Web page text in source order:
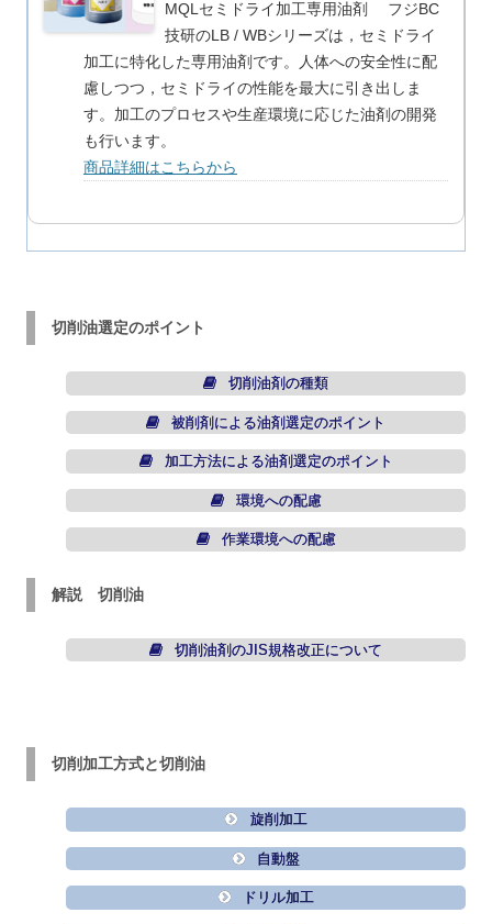
MQLセミドライ加工専用油剤 フジBC
技研のLB / WBシリーズは，セミドライ
加工に特化した専用油剤です。人体への安全性に配
慮しつつ，セミドライの性能を最大に引き出しま
す。加工のプロセスや生産環境に応じた油剤の開発
も行います。
商品詳細はこちらから
切削油選定のポイント
切削油剤の種類
被削剤による油剤選定のポイント
加工方法による油剤選定のポイント
環境への配慮
作業環境への配慮
解説 切削油
切削油剤のJIS規格改正について
切削加工方式と切削油
旋削加工
自動盤
ドリル加工